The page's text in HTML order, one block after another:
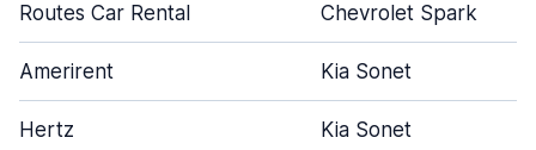
Routes Car Rental Chevrolet Spark
Amerirent Kia Sonet
Hertz Kia Sonet